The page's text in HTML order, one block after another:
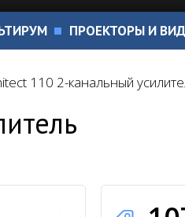
ПРОЕКТОРЫ И
110 2-канальный